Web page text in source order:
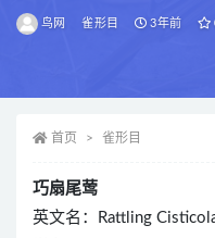
鸟网 雀形目 3年前
首页 雀形目
巧扇尾莺
英文名：Rattling